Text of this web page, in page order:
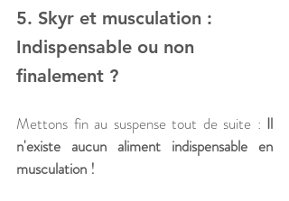
5. Skyr et musculation :
Indispensable ou non
finalement ?
Mettons fin au suspense tout de suite : Il
n'existe aucun aliment indispensable en
musculation !